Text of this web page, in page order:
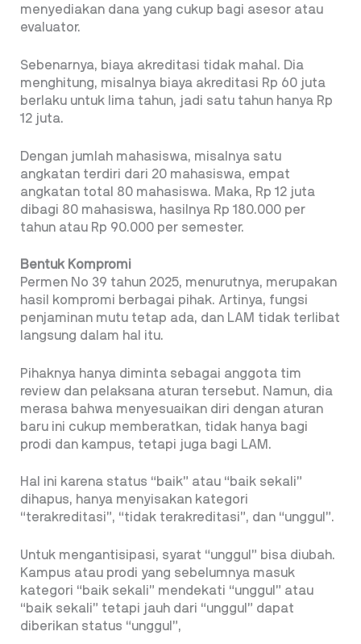
menyediakan dana yang cukup bagi asesor atau
evaluator.
Sebenarnya, biaya akreditasi tidak mahal. Dia
menghitung, misalnya biaya akreditasi Rp 60 juta
berlaku untuk lima tahun, jadi satu tahun hanya Rp
12 juta.
Dengan jumlah mahasiswa, misalnya satu
angkatan terdiri dari 20 mahasiswa, empat
angkatan total 80 mahasiswa. Maka, Rp 12 juta
dibagi 80 mahasiswa, hasilnya Rp 180.000 per
tahun atau Rp 90.000 per semester.
Bentuk Kompromi
Permen No 39 tahun 2025, menurutnya, merupakan
hasil kompromi berbagai pihak. Artinya, fungsi
penjaminan mutu tetap ada, dan LAM tidak terlibat
langsung dalam hal itu.
Pihaknya hanya diminta sebagai anggota tim
review dan pelaksana aturan tersebut. Namun, dia
merasa bahwa menyesuaikan diri dengan aturan
baru ini cukup memberatkan, tidak hanya bagi
prodi dan kampus, tetapi juga bagi LAM.
Hal ini karena status “baik” atau “baik sekali”
dihapus, hanya menyisakan kategori
“terakreditasi”, “tidak terakreditasi”, dan “unggul”.
Untuk mengantisipasi, syarat “unggul” bisa diubah.
Kampus atau prodi yang sebelumnya masuk
kategori “baik sekali” mendekati “unggul” atau
“baik sekali” tetapi jauh dari “unggul” dapat
diberikan status “unggul”,